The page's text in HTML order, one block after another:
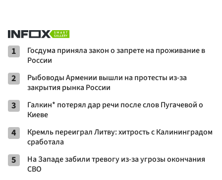
1
Госдума приняла закон о запрете на проживание в
России
2
Рыбоводы Армении вышли на протесты из-за
закрытия рынка России
3
Галкин* потерял дар речи после слов Пугачевой о
Киеве
4
Кремль переиграл Литву: хитрость с Калининградом
сработала
5
На Западе забили тревогу из-за угрозы окончания
СВО